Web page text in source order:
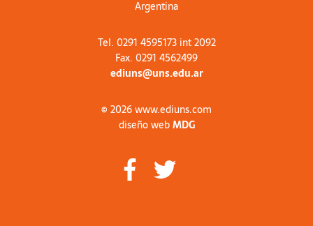
Argentina
Tel. 0291 4595173 int 2092
Fax. 0291 4562499
ediuns@uns.edu.ar
© 2026 www.ediuns.com
diseño webMDG